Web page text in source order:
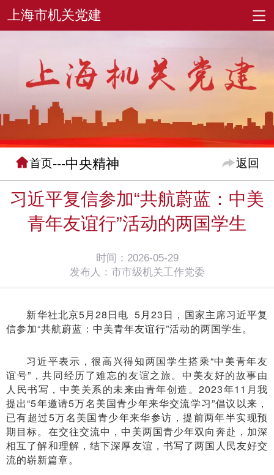
首页---中央精神 返回
习近平复信参加“共航蔚蓝：中美
青年友谊行”活动的两国学生
时间：2026-05-29
发布人：市市级机关工作党委
新华社北京5月28日电 5月23日，国家主席习近平复
信参加“共航蔚蓝：中美青年友谊行”活动的两国学生。
习近平表示，很高兴得知两国学生搭乘“中美青年友
谊号”，共同经历了难忘的友谊之旅。中美友好的故事由
人民书写，中美关系的未来由青年创造。2023年11月我
提出“5年邀请5万名美国青少年来华交流学习”倡议以来，
已有超过5万名美国青少年来华参访，提前两年半实现预
期目标。在交往交流中，中美两国青少年双向奔赴，加深
相互了解和理解，结下深厚友谊，书写了两国人民友好交
流的崭新篇章。